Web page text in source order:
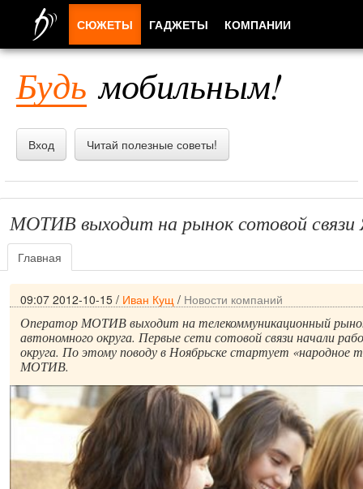
Будь мобильным!
Вход Читай полезные советы!
МОТИВ выходит на рынок сотовой
Главная
09:07 2012-10-15 / Иван Кущ / Новости компаний
Оператор МОТИВ выходит на телекоммуникационный
автономного округа. Первые сети сотовой связи начали
округа. По этому поводу в Ноябрьске стартует «народное
МОТИВ.
СЮЖЕТЫ ГАДЖЕТЫ КОМПАНИИ
ПРИЛОЖЕНИЯ